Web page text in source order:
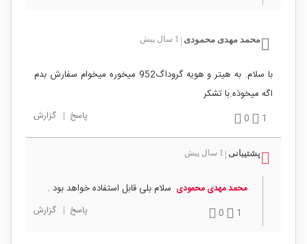
محمد مهدی محمودی 1 سال پیش
با سلام. به هیتر و هویه گروداگ952 میخوره میخوام سفارش بدم
اگه میخوذه.با تشکر
1
0 پاسخ | گزارش
پشتیبانی 1 سال پیش
محمد مهدی محمودی سلام بلی قابل استفاده خواهد بود .
1
0 پاسخ | گزارش